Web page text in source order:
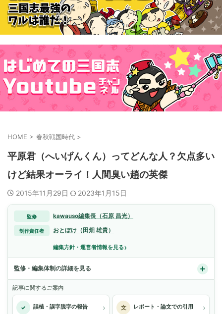
HOME > 春秋戦国時代 >
平原君（へいげんくん）ってどんな人？欠点多い
けど結果オーライ！人間臭い趙の英傑
2015年11月29日 2023年1月15日
監修 kawauso編集長（石原 昌光）
制作責任者 おとぼけ（田畑 雄貴）
編集方針・運営者情報を見る›
監修・編集体制の詳細を見る
記事に関するご案内
✓ 誤植・誤字脱字の報告 › 文 レポート・論文での引用 ›